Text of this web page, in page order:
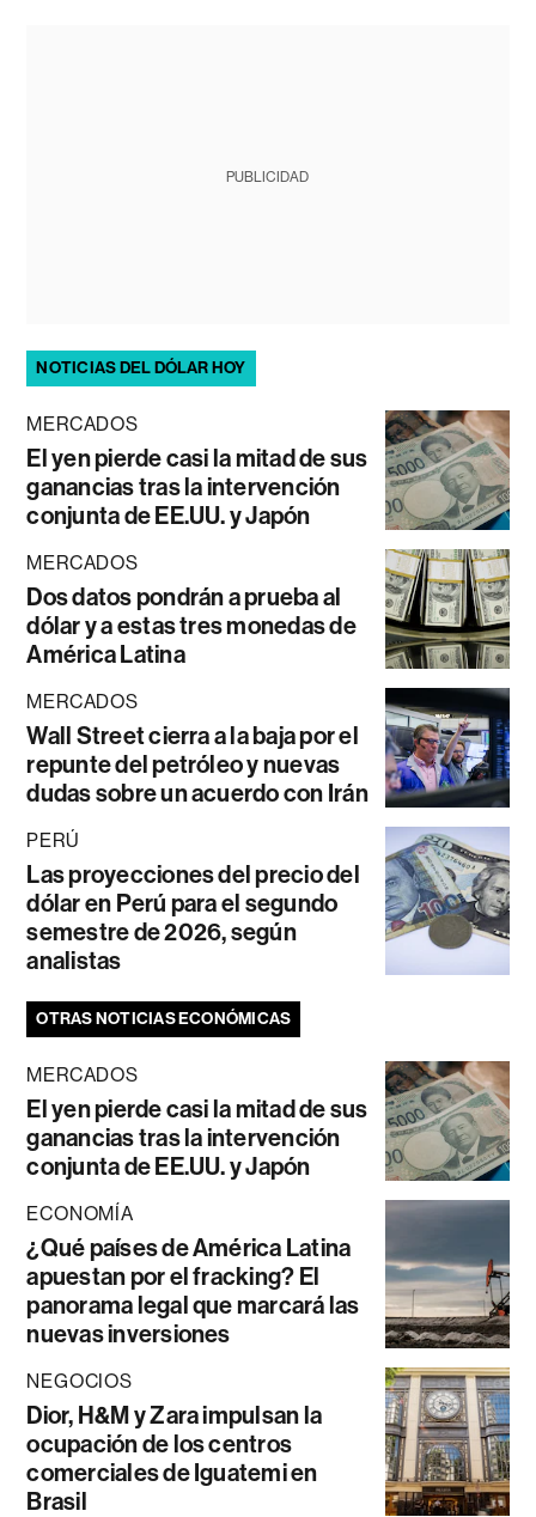
PUBLICIDAD
NOTICIAS DEL DÓLAR HOY
MERCADOS
El yen pierde casi la mitad de sus
ganancias tras la intervención
conjunta de EE.UU. y Japón
MERCADOS
Dos datos pondrán a prueba al
dólar y a estas tres monedas de
América Latina
MERCADOS
Wall Street cierra a la baja por el
repunte del petróleo y nuevas
dudas sobre un acuerdo con Irán
PERÚ
Las proyecciones del precio del
dólar en Perú para el segundo
semestre de 2026, según
analistas
OTRAS NOTICIAS ECONÓMICAS
MERCADOS
El yen pierde casi la mitad de sus
ganancias tras la intervención
conjunta de EE.UU. y Japón
ECONOMÍA
¿Qué países de América Latina
apuestan por el fracking? El
panorama legal que marcará las
nuevas inversiones
NEGOCIOS
Dior, H&M y Zara impulsan la
ocupación de los centros
comerciales de Iguatemi en
Brasil